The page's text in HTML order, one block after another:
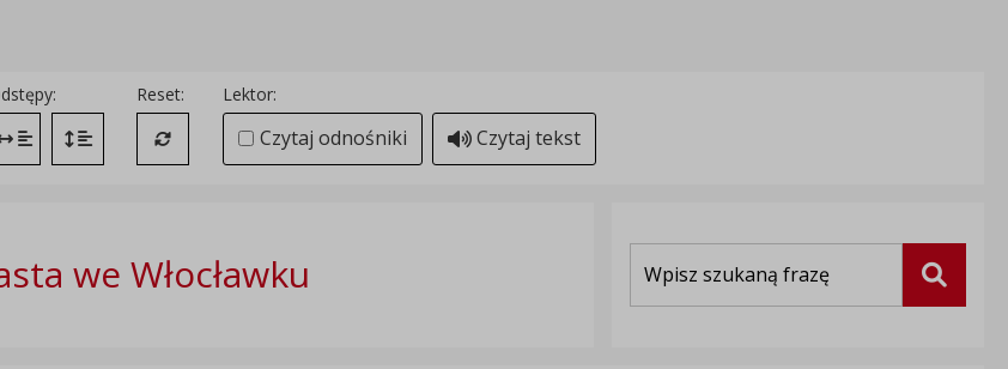
Zmień odstęp między literami
Zmień interlinię i margines między paragrafami
Reset:
Przywróć ustawienia domyślne
Lektor:
Czytaj odnośniki Czytaj tekst
we Włocławku Szukaj